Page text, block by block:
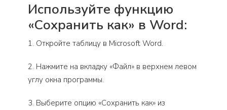
Используйте функцию
«Сохранить как» в Word:
1. Откройте таблицу в Microsoft Word.
2. Нажмите на вкладку «Файл» в верхнем левом
углу окна программы.
3. Выберите опцию «Сохранить как» из